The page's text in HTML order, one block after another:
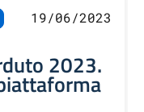
19/06/2023
2023.